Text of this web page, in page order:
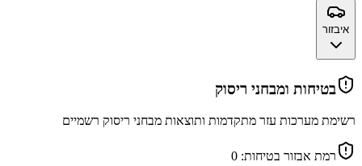
איבזור
בטיחות ומבחני ריסוק
רשימת מערכות עזר מתקדמות ותוצאות מבחני ריסוק רשמיים
רמת אבזור בטיחות: 0